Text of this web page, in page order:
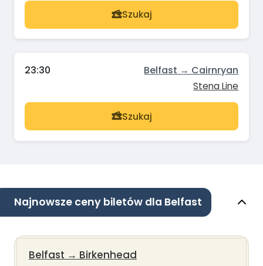
Szukaj
23:30 Belfast → Cairnryan
Stena Line
Szukaj
Najnowsze ceny biletów dla Belfast
Belfast → Birkenhead